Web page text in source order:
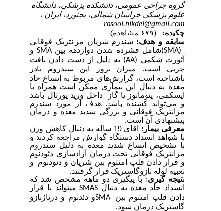
گروه جراحی عمومی، دانشکده‌ پزشکی، دانشگاه
علوم پزشکی خراسان شمالی، بجنورد، ایران ،
rasool.nikdel@gmail.com
چکیده:
سابقه و هدف:سندرم شریان مزانتریک فوقانی
(SMA)شامل فشرده شدن دوازدهه بینSMAو
آئورت شکمی(AA)به دلیل از دست دادن بافت
چربی است.میزان بروز این سندروم نادر
ناشناخته است، گزارش‌های مربوط به اتساع حاد
معده به دنبال این بیماری ممکن است همراه با
ایسکمی، پنوماتوز یا گاز داخل ورید پورتال باشد
و می‌تواند کشنده باشد. هدف از مورد سندرم
مزانتریک فوقانی و بزرگی شدید معده و درمان
پیشنهادی آن است.
معرفی بیمار:
اقای 19 ساله به دنبال کاهش وزن
با شواهد انسداد دستگاه گوارش مراجعه کردند و
با تشخیص اتساع شدید معده به دلیل سندروم
مزانتریک فوقانی تحت درمان آزاد­سازی دئودنوم
و قرار دادن فلپ امنتوم بین شریان و دئودنوم و
تعبیه لوله نازوگاستریک قرار گرفتند.
نتیجه گیری:با پیگیری دو ماهه مشخص شد که
انسداد حاد معده به دنبال SMASمیتواند با قرار
دادن فلپ امنتوم بین
SMAو دئدنوم و درناژنازو
گاستریک درمان شود.